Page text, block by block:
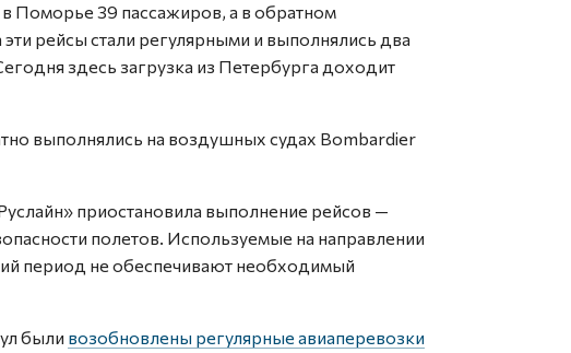
Поморье 39 пассажиров, а в обратном
рейсы стали регулярными и выполнялись два
здесь загрузка из Петербурга доходит
выполнялись на воздушных судах Bombardier
приостановила выполнение рейсов —
полетов. Используемые на направлении
период не обеспечивают необходимый
были возобновлены регулярные авиаперевозки